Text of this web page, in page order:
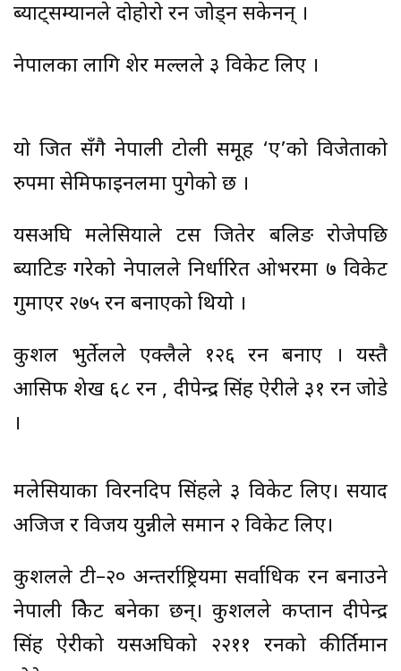
ब्याट्सम्यानले दोहोरो रन जोड्न सकेनन् ।
नेपालका लागि शेर मल्लले ३ विकेट लिए ।
यो जित सँगै नेपाली टोली समूह ‘ए’को विजेताको
रुपमा सेमिफाइनलमा पुगेको छ ।
यसअघि मलेसियाले टस जितेर बलिङ रोजेपछि
ब्याटिङ गरेको नेपालले निर्धारित ओभरमा ७ विकेट
गुमाएर २७५ रन बनाएको थियो ।
कुशल भुर्तेलले एक्लैले १२६ रन बनाए । यस्तै
आसिफ शेख ६८ रन , दीपेन्द्र सिंह ऐरीले ३१ रन जोडे
।
मलेसियाका विरनदिप सिंहले ३ विकेट लिए। सयाद
अजिज र विजय युन्नीले समान २ विकेट लिए।
कुशलले टी–२० अन्तर्राष्ट्रियमा सर्वाधिक रन बनाउने
नेपाली क्रिकेट बनेका छन्। कुशलले कप्तान दीपेन्द्र
सिंह ऐरीको यसअघिको २२११ रनको कीर्तिमान